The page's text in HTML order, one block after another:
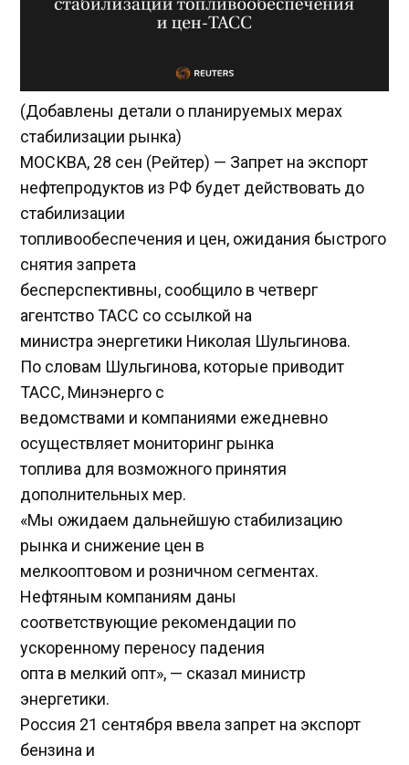
(Добавлены детали о планируемых мерах
стабилизации рынка)
МОСКВА, 28 сен (Рейтер) — Запрет на экспорт
нефтепродуктов из РФ будет действовать до
стабилизации
топливообеспечения и цен, ожидания быстрого
снятия запрета
бесперспективны, сообщило в четверг
агентство ТАСС со ссылкой на
министра энергетики Николая Шульгинова.
По словам Шульгинова, которые приводит
ТАСС, Минэнерго с
ведомствами и компаниями ежедневно
осуществляет мониторинг рынка
топлива для возможного принятия
дополнительных мер.
«Мы ожидаем дальнейшую стабилизацию
рынка и снижение цен в
мелкооптовом и розничном сегментах.
Нефтяным компаниям даны
соответствующие рекомендации по
ускоренному переносу падения
опта в мелкий опт», — сказал министр
энергетики.
Россия 21 сентября ввела запрет на экспорт
бензина и